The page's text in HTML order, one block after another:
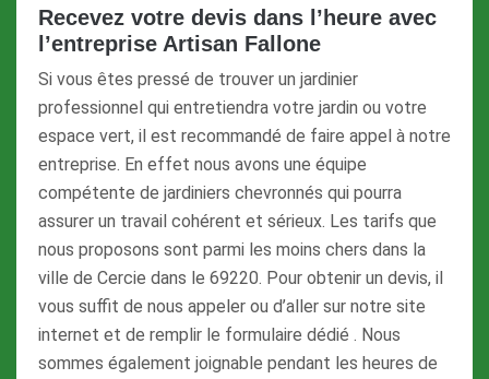
Recevez votre devis dans l’heure avec
l’entreprise Artisan Fallone
Si vous êtes pressé de trouver un jardinier
professionnel qui entretiendra votre jardin ou votre
espace vert, il est recommandé de faire appel à notre
entreprise. En effet nous avons une équipe
compétente de jardiniers chevronnés qui pourra
assurer un travail cohérent et sérieux. Les tarifs que
nous proposons sont parmi les moins chers dans la
ville de Cercie dans le 69220. Pour obtenir un devis, il
vous suffit de nous appeler ou d’aller sur notre site
internet et de remplir le formulaire dédié . Nous
sommes également joignable pendant les heures de